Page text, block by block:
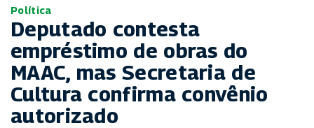
Política
Deputado contesta
empréstimo de obras do
MAAC, mas Secretaria de
Cultura confirma convênio
autorizado